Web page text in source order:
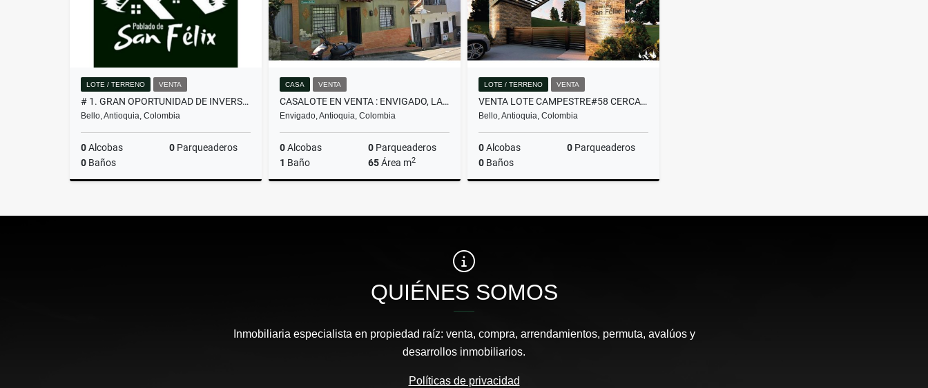
LOTE / TERRENO VENTA
# 1. GRAN OPORTUNIDAD DE INVERSIÓN, LOTE EN VENTA EN SAN FÉLIX
Bello, Antioquia, Colombia
0Alcobas 0 Parqueaderos
0 Baños
$260.000.000
CASA VENTA
CASALOTE EN VENTA : ENVIGADO, LA SEBASTIANA
Envigado, Antioquia, Colombia
0Alcobas 0 Parqueaderos
1 Baño 65Área m2
$430.000.000
LOTE / TERRENO VENTA
VENTA LOTE CAMPESTRE#58 CERCA A MEDELLÍN, VISTA PANORÁMICA SIN PEAJE
Bello, Antioquia, Colombia
0Alcobas 0 Parqueaderos
0 Baños
$382.480.000
QUIÉNES SOMOS
Inmobiliaria especialista en propiedad raíz: venta, compra, arrendamientos, permuta, avalúos y
desarrollos inmobiliarios.
Políticas de privacidad